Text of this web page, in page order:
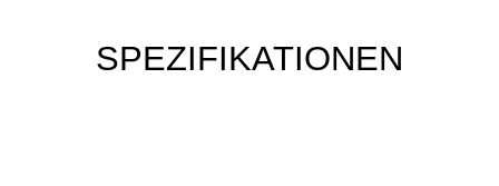
SPEZIFIKATIONEN